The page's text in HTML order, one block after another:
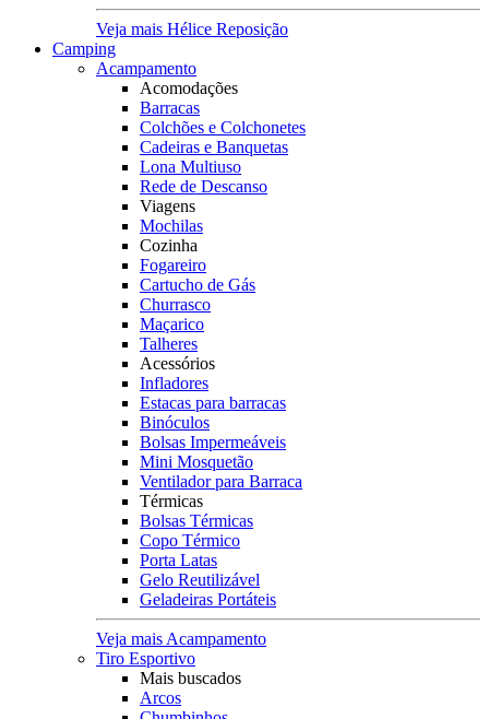
Veja mais Hélice Reposição
Camping
Acampamento
Acomodações
Barracas
Colchões e Colchonetes
Cadeiras e Banquetas
Lona Multiuso
Rede de Descanso
Viagens
Mochilas
Cozinha
Fogareiro
Cartucho de Gás
Churrasco
Maçarico
Talheres
Acessórios
Infladores
Estacas para barracas
Binóculos
Bolsas Impermeáveis
Mini Mosquetão
Ventilador para Barraca
Térmicas
Bolsas Térmicas
Copo Térmico
Porta Latas
Gelo Reutilizável
Geladeiras Portáteis
Veja mais Acampamento
Tiro Esportivo
Mais buscados
Arcos